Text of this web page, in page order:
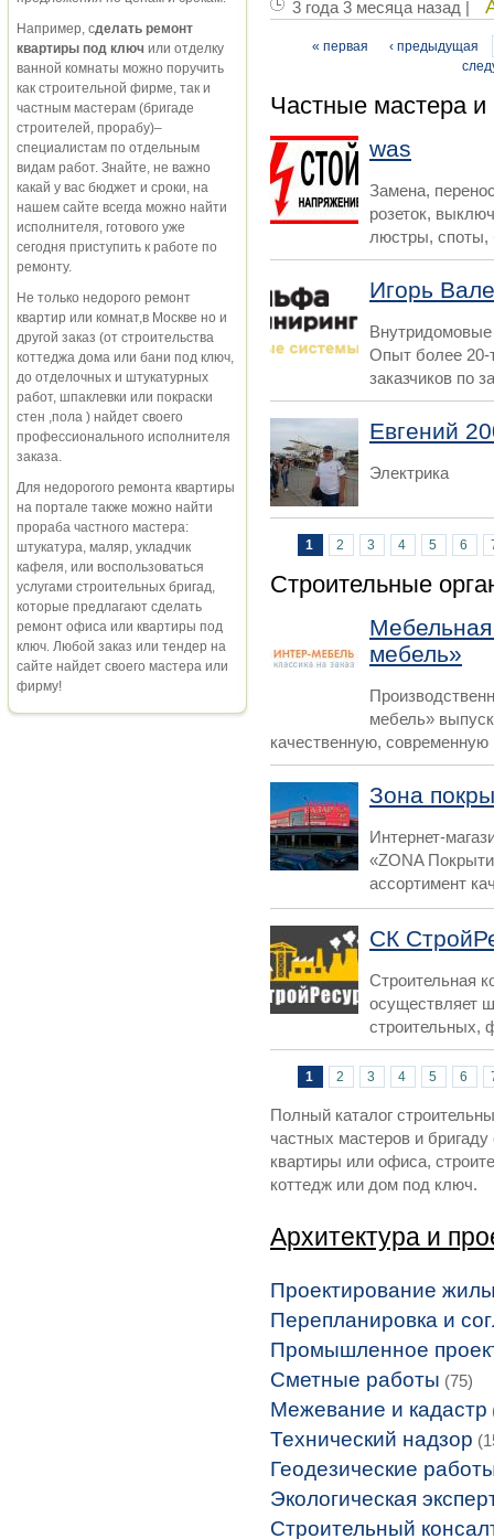
Например, сделать ремонт
квартиры под ключ или отделку
ванной комнаты можно поручить
как строительной фирме, так и
частным мастерам (бригаде
строителей, прорабу)–
специалистам по отдельным
видам работ. Знайте, не важно
какай у вас бюджет и сроки, на
нашем сайте всегда можно найти
исполнителя, готового уже
сегодня приступить к работе по
ремонту.
Не только недорого ремонт
квартир или комнат,в Москве но и
другой заказ (от строительства
коттеджа дома или бани под ключ,
до отделочных и штукатурных
работ, шпаклевки или покраски
стен ,пола ) найдет своего
профессионального исполнителя
заказа.
Для недорогого ремонта квартиры
на портале также можно найти
прораба частного мастера:
штукатура, маляр, укладчик
кафеля, или воспользоваться
услугами строительных бригад,
которые предлагают сделать
ремонт офиса или квартиры под
ключ. Любой заказ или тендер на
сайте найдет своего мастера или
фирму!
3 года 3 месяца назад |
Страницы
« первая
‹ предыдущая
Частные мастера и
was
Замена,
розеток,
люстры, споты,
Игорь
Опыт более 20-
заказчиков по
Евгений
Электрика
Страницы
1 2 3 4 5 6
Строительные
мебель»
мебель»
качественную, современную
Зона
Интернет-
«ZONA
ассортимент
СК
Строительная
осуществляет
строительных,
Страницы
1 2 3 4 5 6
Полный каталог
частных мастеров и
квартиры или офиса,
коттедж или дом под ключ.
Архитектура и
Проектирование
Перепланировка и
Промышленное
Сметные работы (75)
Межевание и кадастр
Технический надзор
Геодезические
Экологическая
Строительный